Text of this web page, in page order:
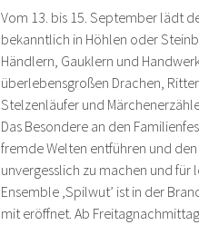
Vom 13. bis 15. September lädt
bekanntlich in Höhlen oder
Händlern, Gauklern und
überlebensgroßen Drachen,
Stelzenläufer und
Das Besondere an den
fremde Welten entführen und
unvergesslich zu machen und
Ensemble ,Spilwut’ ist in der
mit eröffnet. Ab